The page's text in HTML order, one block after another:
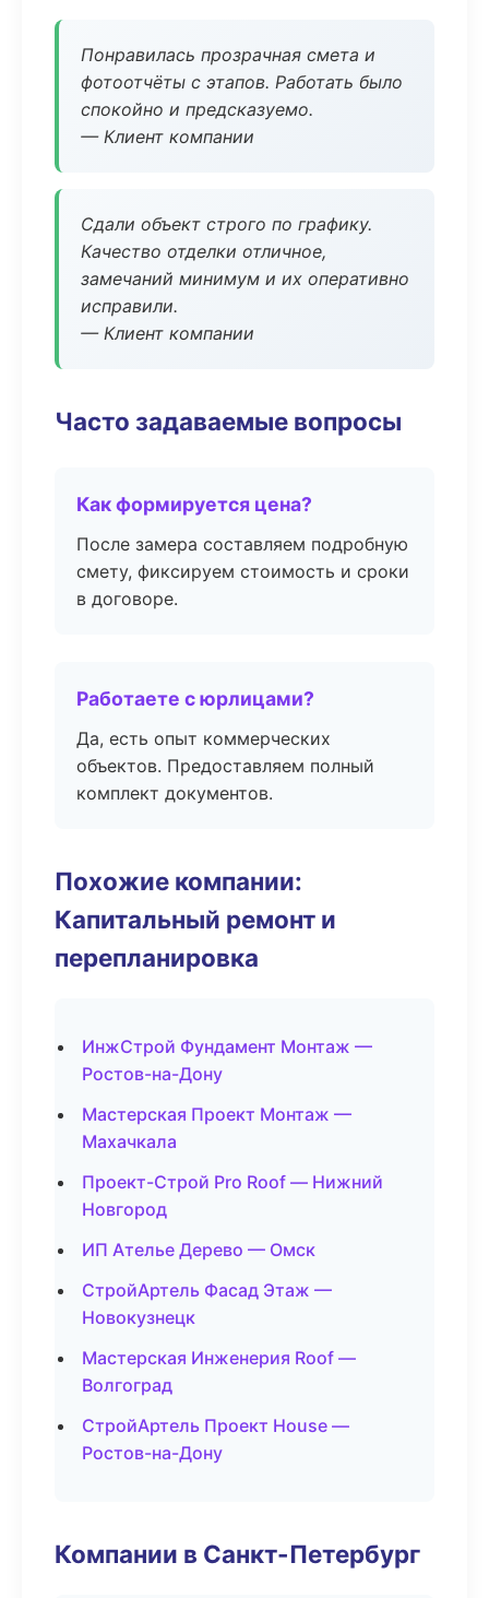
Понравилась прозрачная смета и
фотоотчёты с этапов. Работать было
спокойно и предсказуемо.
— Клиент компании
Сдали объект строго по графику.
Качество отделки отличное,
замечаний минимум и их оперативно
исправили.
— Клиент компании
Часто задаваемые вопросы
Как формируется цена?
После замера составляем подробную
смету, фиксируем стоимость и сроки
в договоре.
Работаете с юрлицами?
Да, есть опыт коммерческих
объектов. Предоставляем полный
комплект документов.
Похожие компании:
Капитальный ремонт и
перепланировка
ИнжСтрой Фундамент Монтаж —
Ростов-на-Дону
Мастерская Проект Монтаж —
Махачкала
Проект-Строй Pro Roof — Нижний
Новгород
ИП Ателье Дерево — Омск
СтройАртель Фасад Этаж —
Новокузнецк
Мастерская Инженерия Roof —
Волгоград
СтройАртель Проект House —
Ростов-на-Дону
Компании в Санкт-Петербург